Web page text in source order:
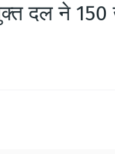
दल ने 150